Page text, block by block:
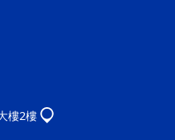
樓2樓